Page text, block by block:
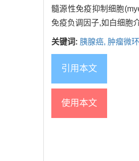
髓源性免疫抑制细胞
免疫负调因子,如白细胞
关键词: 胰腺癌, 肿瘤微
引用本文
使用本文